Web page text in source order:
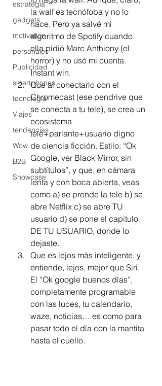
estrategia
gadgets
motivation
personales
Publicidad
smartphones
tecnología
Viajes
tendencias
Wow
B2B
Showcase
la waif es tecnófoba y no lo
hace. Pero ya salvé mi
algoritmo de Spotify cuando
ella pidió Marc Anthiony (el
horror) y no usó mi cuenta.
Instant win.
Que al conectarlo con el
Chromecast (ese pendrive que
se conecta a tu tele), se crea un
ecosistema
tele+parlante+usuario digno
de ciencia ficción. Estilo: “Ok
Google, ver Black Mirror, sin
subtítulos”, y que, en cámara
lenta y con boca abierta, veas
como a) se prende la tele b) se
abre Netflix c) se abre TU
usuario d) se pone el capitulo
DE TU USUARIO, donde lo
dejaste.
Que es lejos más inteligente, y
entiende, lejos, mejor que Siri.
El “Ok google buenos días”,
completamente programable
con las luces, tu calendario,
waze, noticias… es como para
pasar todo el día con la mantita
hasta el cuello.